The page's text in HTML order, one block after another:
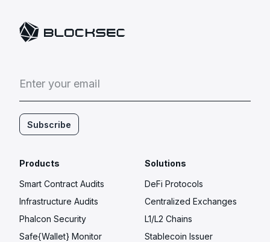
Enter your email
Subscribe
Products
Smart Contract Audits
Infrastructure Audits
Phalcon Security
Safe{Wallet} Monitor
Solutions
DeFi Protocols
Centralized Exchanges
L1/L2 Chains
Stablecoin Issuer